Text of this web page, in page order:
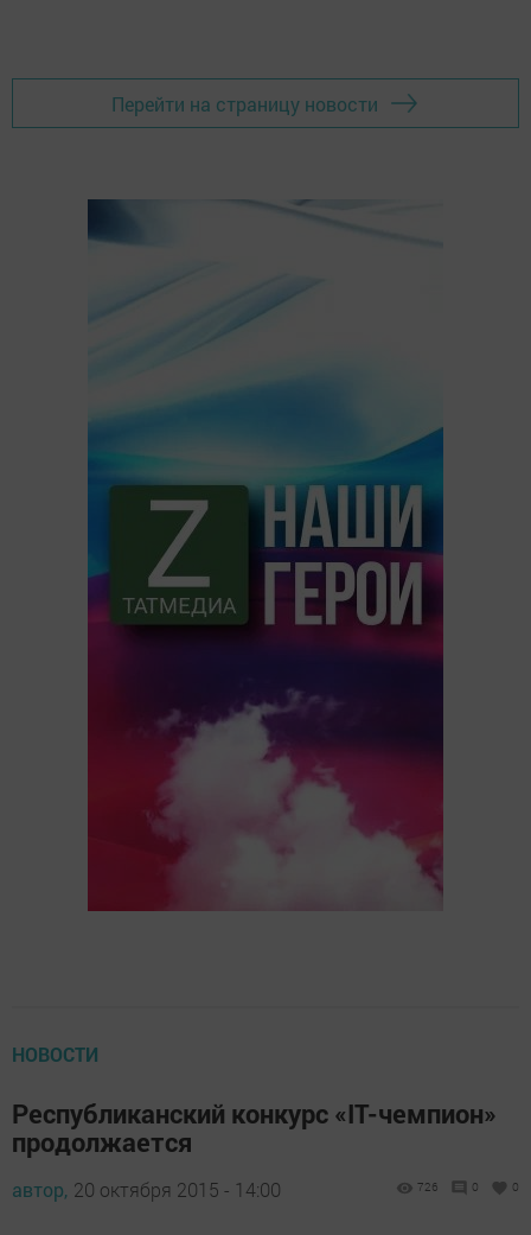
Перейти на страницу новости
НОВОСТИ
Республиканский конкурс «IT-чемпион»
продолжается
автор, 20 октября 2015 - 14:00 726 0 0